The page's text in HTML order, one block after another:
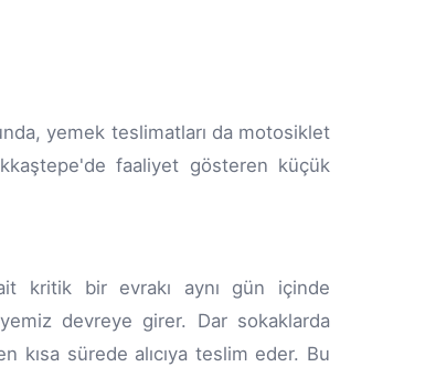
yemek teslimatları da motosiklet
faaliyet gösteren küçük
kritik bir evrakı aynı gün içinde
devreye girer. Dar sokaklarda
kısa sürede alıcıya teslim eder. Bu